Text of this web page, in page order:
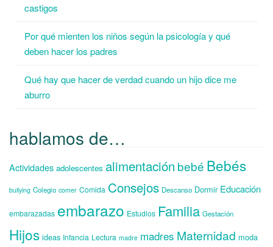
castigos
Por qué mienten los niños según la psicología y qué
deben hacer los padres
Qué hay que hacer de verdad cuando un hijo dice me
aburro
hablamos de…
Actividades adolescentes alimentación bebé Bebés
bullying Colegio comer Comida Consejos Descanso Dormir Educación
embarazadas embarazo Estudios Familia Gestación
Hijos ideas Infancia Lectura madre madres Maternidad moda